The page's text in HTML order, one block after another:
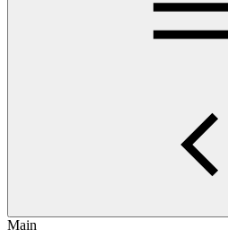
Main